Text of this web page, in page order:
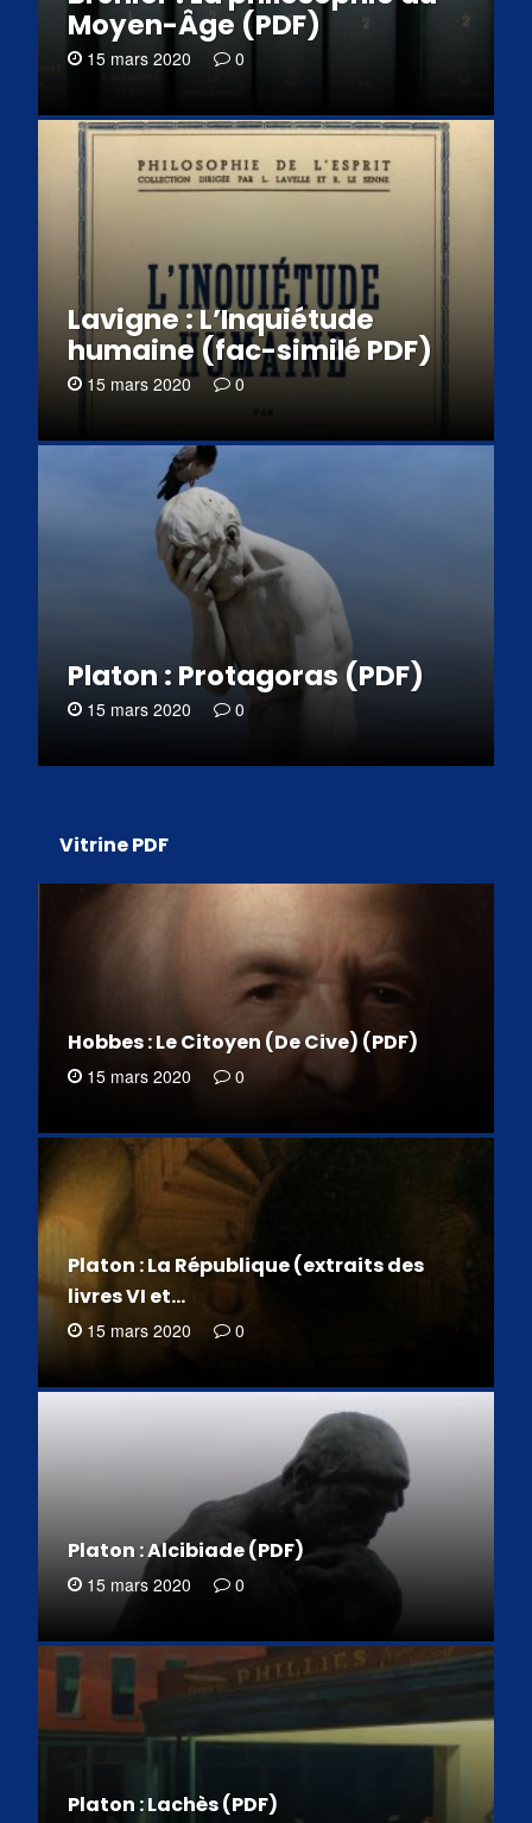
Moyen-Âge (PDF)
15 mars 2020 0
Lavigne : L’Inquiétude
humaine (fac-similé PDF)
15 mars 2020 0
Platon : Protagoras (PDF)
15 mars 2020 0
Vitrine PDF
Hobbes : Le Citoyen (De Cive) (PDF)
15 mars 2020 0
Platon : La République (extraits des
livres VI et…
15 mars 2020 0
Platon : Alcibiade (PDF)
15 mars 2020 0
Platon : Lachès (PDF)